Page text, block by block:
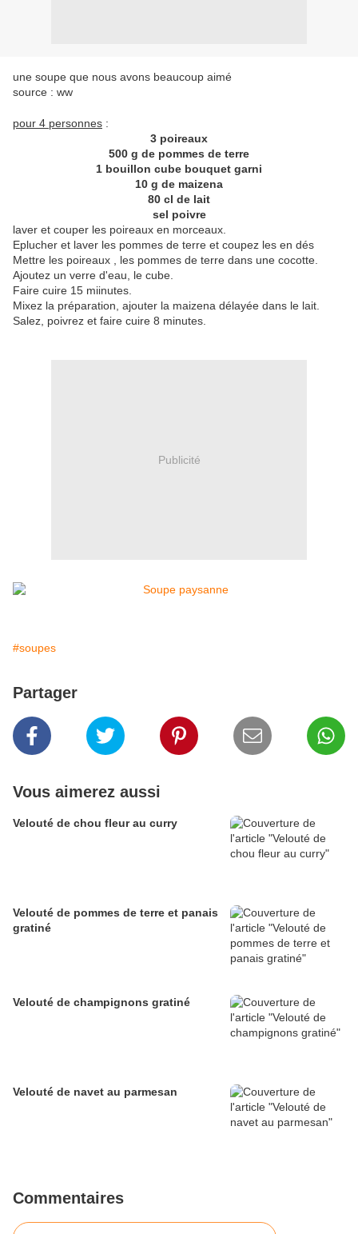
une soupe que nous avons beaucoup aimé
source : ww
pour 4 personnes :
3 poireaux
500 g de pommes de terre
1 bouillon cube bouquet garni
10 g de maizena
80 cl de lait
sel poivre
laver et couper les poireaux en morceaux.
Eplucher et laver les pommes de terre et coupez les en dés
Mettre les poireaux , les pommes de terre dans une cocotte.
Ajoutez un verre d'eau, le cube.
Faire cuire 15 miinutes.
Mixez la préparation, ajouter la maizena délayée dans le lait.
Salez, poivrez et faire cuire 8 minutes.
Publicité
#soupes
Partager
Vous aimerez aussi
Velouté de chou fleur au curry
Velouté de pommes de terre et panais
gratiné
Velouté de champignons gratiné
Velouté de navet au parmesan
Commentaires